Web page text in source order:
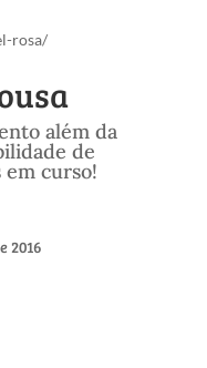
rosa/
além da
de
curso!
2016